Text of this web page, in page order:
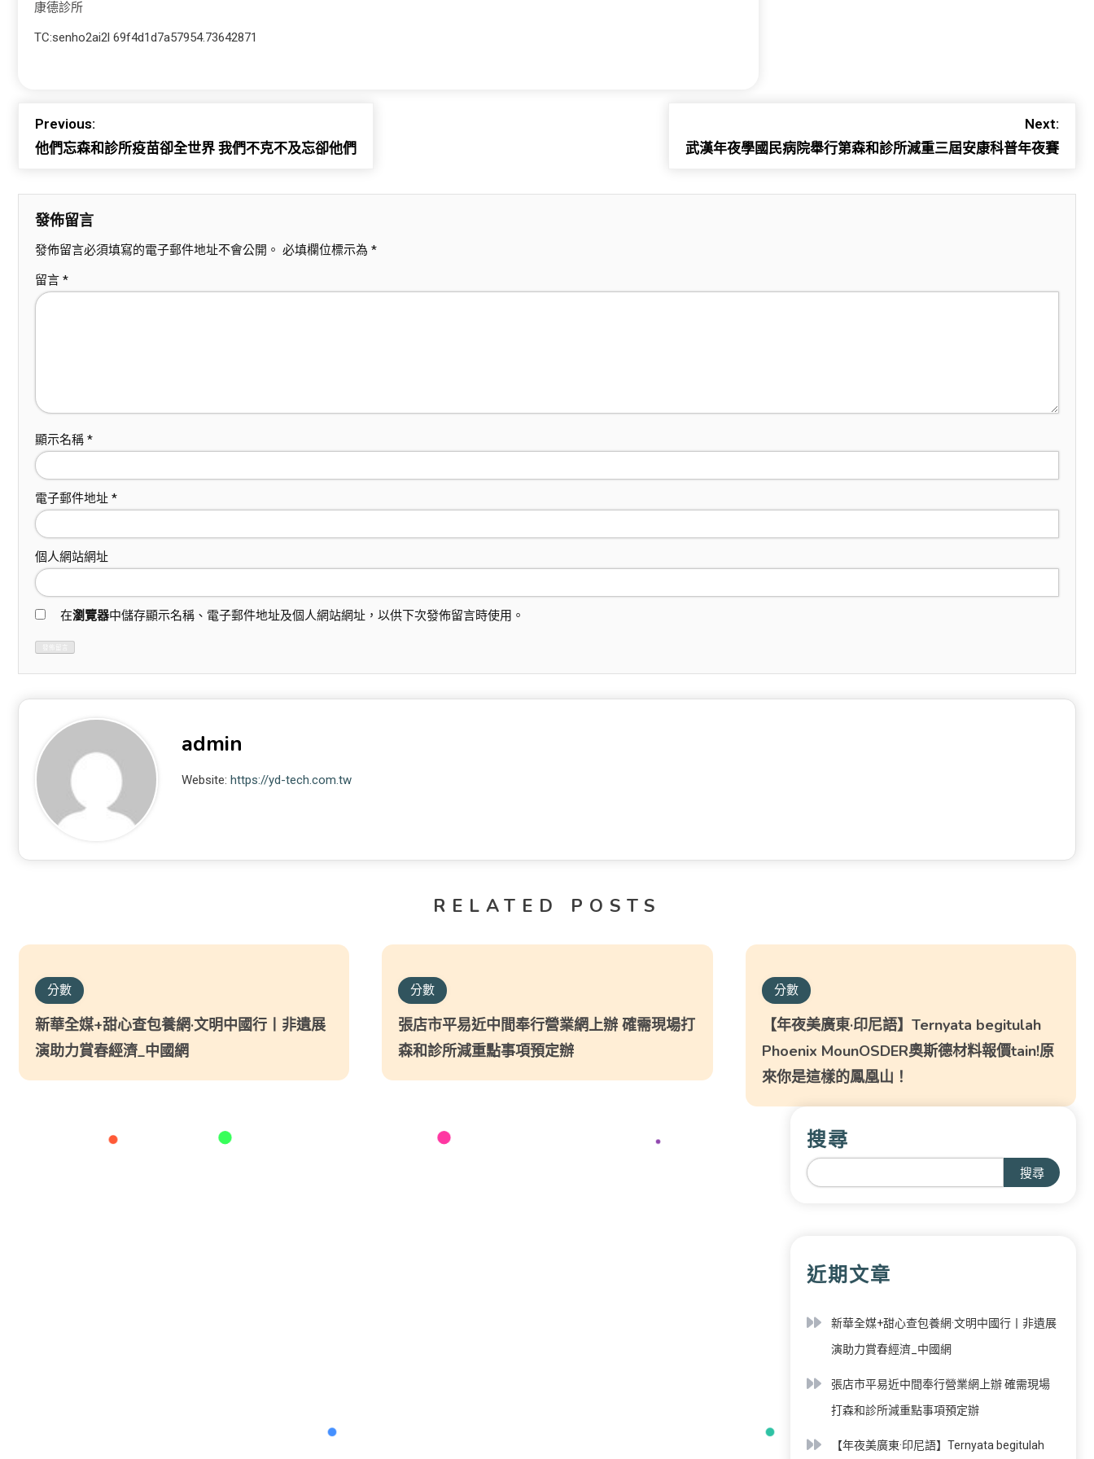
康德診所
TC:senho2ai2l 69f4d1d7a57954.73642871
Previous:
他們忘森和診所疫苗卻全世界 我們不克不及忘卻他們
Next:
武漢年夜學國民病院舉行第森和診所減重三屆安康科普年夜賽
發佈留言
發佈留言必須填寫的電子郵件地址不會公開。 必填欄位標示為 *
留言 *
顯示名稱 *
電子郵件地址 *
個人網站網址
在瀏覽器中儲存顯示名稱、電子郵件地址及個人網站網址，以供下次發佈留言時使用。
admin
Website:https://yd-tech.com.tw
RELATED POSTS
分數
新華全媒+甜心查包養網·文明中國行丨非遺展
演助力賞春經濟_中國網
分數
張店市平易近中間奉行營業網上辦 確需現場打
森和診所減重點事項預定辦
分數
【年夜美廣東·印尼語】Ternyata begitulah
Phoenix MounOSDER奧斯德材料報價tain!原
來你是這樣的鳳凰山！
搜尋
搜尋
近期文章
新華全媒+甜心查包養網·文明中國行丨非遺展
演助力賞春經濟_中國網
張店市平易近中間奉行營業網上辦 確需現場
打森和診所減重點事項預定辦
【年夜美廣東·印尼語】Ternyata begitulah